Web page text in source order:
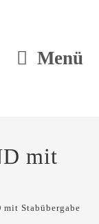
Menü
mit
Stabübergabe